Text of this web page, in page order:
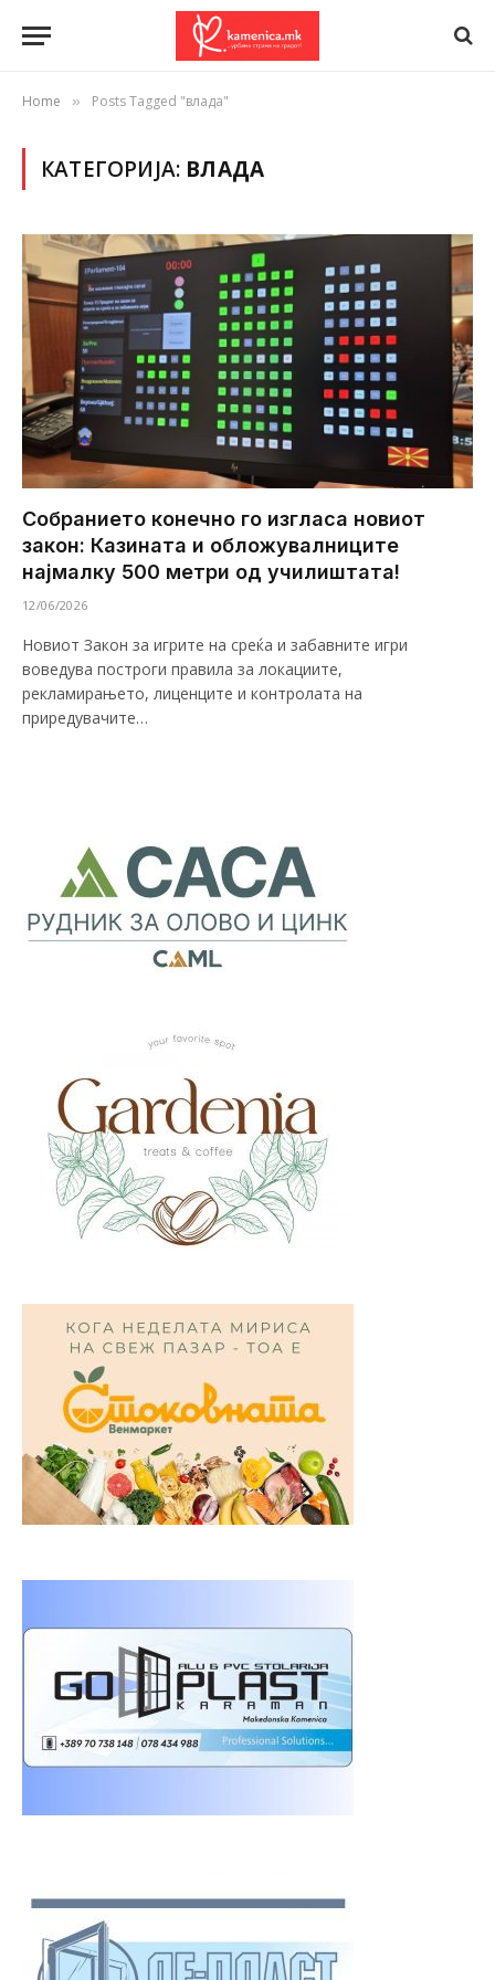
Home » Posts Tagged "влада"
КАТЕГОРИЈА: ВЛАДА
Собранието конечно го изгласа новиот
закон: Казината и обложувалниците
најмалку 500 метри од училиштата!
12/06/2026
Новиот Закон за игрите на среќа и забавните игри
воведува построги правила за локациите,
рекламирањето, лиценците и контролата на
приредувачите…